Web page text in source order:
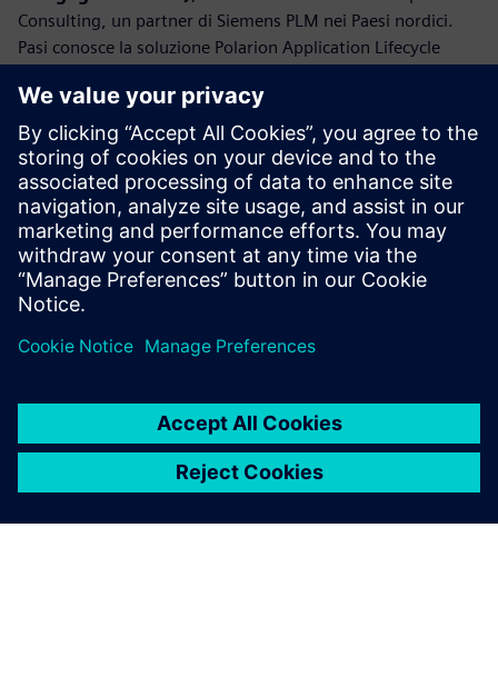
Consulting, un partner di Siemens PLM nei Paesi nordici.
Pasi conosce la soluzione Polarion Application Lifecycle
numerose aziende globali, tra cui Sandvik, Danfoss,
DeLaval, Planmeca e KaVo Kerr. Pasi vanta un’esperienza
professionale ventennale nello sviluppo di software e
prodotti e ha tenuto vari corsi sul tema dell’ingegneria dei
requisiti, specificamente sulla strutturazione delle
informazioni nel mondo dei prodotti di ingegneria dei
sistemi. La sua missione e quella di Taipuva consiste
nell’assistere altri professionisti del settore per semplificare
le attività quotidiane di ricerca e sviluppo, rendendole più
efficienti e piacevoli.